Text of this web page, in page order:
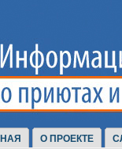
О ПРОЕКТЕ